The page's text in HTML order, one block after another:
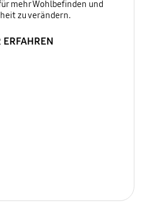
mehr Wohlbefinden und
zu verändern.
ERFAHREN